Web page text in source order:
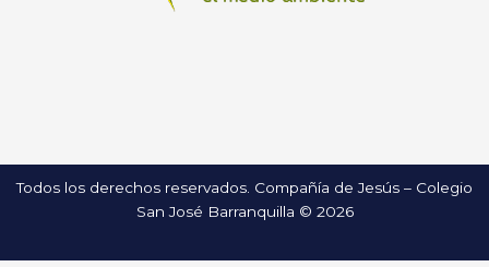
Todos los derechos reservados. Compañía de Jesús – Colegio
San José Barranquilla © 2026